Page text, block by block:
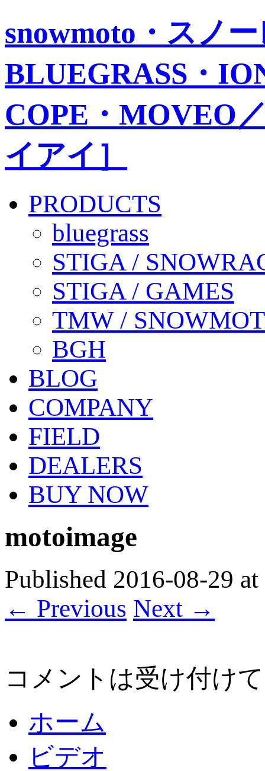
snowmoto・スノ
BLUEGRASS・
COPE・MOVEO
イアイ］
PRODUCTS
bluegrass
STIGA /
STIGA / GAMES
TMW /
BGH
BLOG
COMPANY
FIELD
DEALERS
BUY NOW
motoimage
Published 2016-08-29 at
← Previous Next →
コメントは受け付け
ホーム
ビデオ